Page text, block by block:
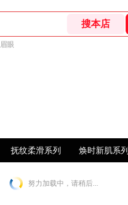
眉眼
抚纹柔滑系列 焕时新肌系列
努力加载中，请稍后...